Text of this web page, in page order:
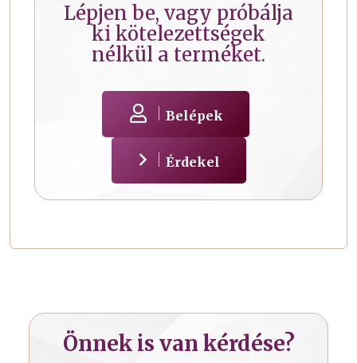
Lépjen be, vagy próbálja
ki kötelezettségek
nélkül a terméket.
Belépek
Érdekel
Önnek is van kérdése?